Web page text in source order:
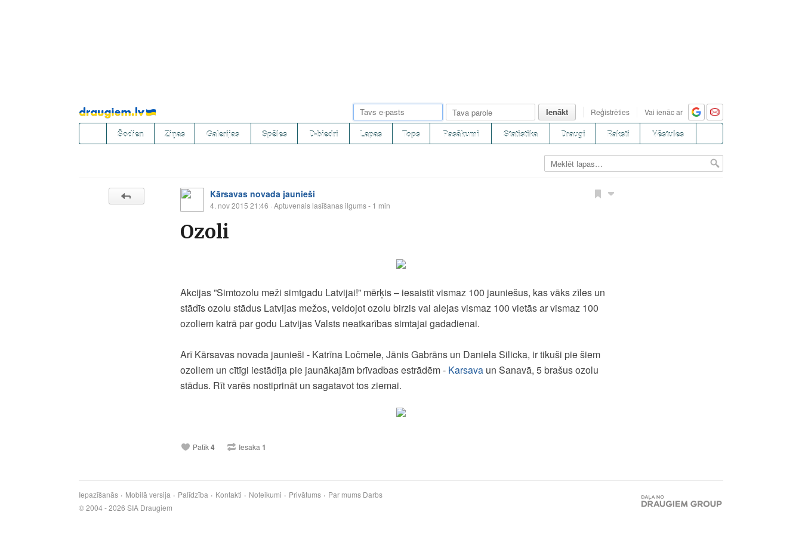
Pāriet
uz
saturu
Ienākt Reģistrēties Vai ienāc ar
Šodien Ziņas Galerijas Spēles D-biedri Lapas Tops Pasākumi Statistika Draugi Raksti Vēstules
Kārsavas novada jaunieši
4. nov 2015 21:46 · Aptuvenais lasīšanas ilgums - 1 min
Ozoli
Akcijas ”Simtozolu meži simtgadu Latvijai!” mērķis – iesaistīt vismaz 100 jauniešus, kas vāks zīles un
stādīs ozolu stādus Latvijas mežos, veidojot ozolu birzis vai alejas vismaz 100 vietās ar vismaz 100
ozoliem katrā par godu Latvijas Valsts neatkarības simtajai gadadienai.
Arī Kārsavas novada jaunieši - Katrīna Ločmele, Jānis Gabrāns un Daniela Silicka, ir tikuši pie šiem
ozoliem un cītīgi iestādīja pie jaunākajām brīvadbas estrādēm - Karsava un Sanavā, 5 brašus ozolu
stādus. Rīt varēs nostiprināt un sagatavot tos ziemai.
Patīk4 Iesaka 1
Iepazīšanās Mobilā versija Palīdzība Kontakti Noteikumi Privātums Par mums Darbs
© 2004 - 2026 SIA Draugiem